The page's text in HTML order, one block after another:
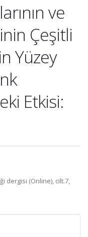
ve
Çeşitli
Yüzey
Etkisi:
dergisi (Online), cilt.7,